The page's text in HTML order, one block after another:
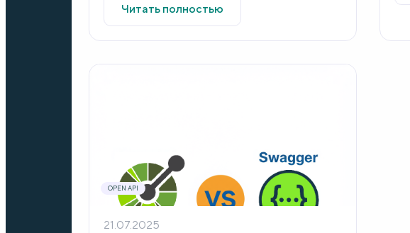
Читать полностью
OPEN API
21.07.2025